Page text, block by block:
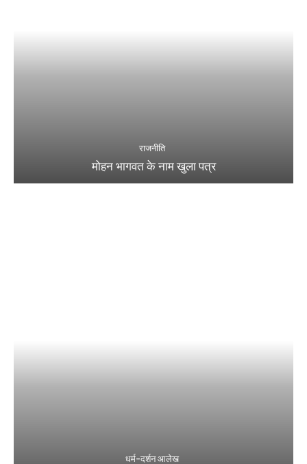
राजनीति
मोहन भागवत के नाम खुला पत्र
धर्म-दर्शन आलेख